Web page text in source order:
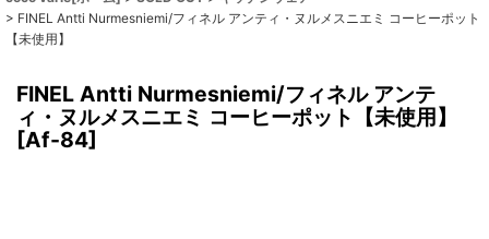
> FINEL Antti Nurmesniemi/フィネル アンティ・ヌルメスニエミ コーヒーポット
【未使用】
FINEL Antti Nurmesniemi/フィネル アンテ
ィ・ヌルメスニエミ コーヒーポット【未使用】
[Af-84]